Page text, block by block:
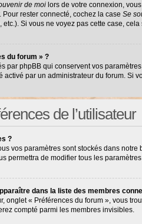
de moilors de votre connexion,
rester connecté, cochez la case Se
Si vous ne voyez pas cette case,
du forum » ?
par phpBB qui conservent vos
activé par un administrateur du forum.
de l’utilisateur
?
vos paramètres sont stockés dans
permettra de modifier tous les
dans la liste des membres
onglet « Préférences du forum », vous
compté parmi les membres invisibles.